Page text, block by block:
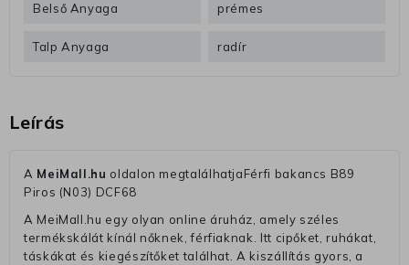
Belső Anyaga prémes
Talp Anyaga radír
Leírás
A MeiMall.hu oldalon megtalálhatjaFérfi bakancs B89
Piros (N03) DCF68
A MeiMall.hu egy olyan online áruház, amely széles
termékskálát kínál nőknek, férfiaknak. Itt cipőket, ruhákat,
táskákat és kiegészítőket találhat. A kiszállítás gyors, a